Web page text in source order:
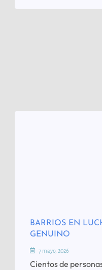
BARRIOS EN
GENUINO
7 mayo, 2026
Cientos de